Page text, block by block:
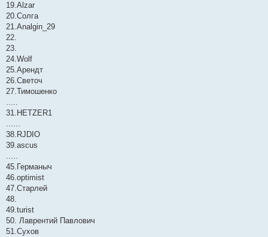
19.Alzar
20.Солга
21.Analgin_29
22.
23.
24.Wolf
25.Арендт
26.Светоч
27.Тимошенко
.....
31.HETZER1
......
38.RJDIO
39.ascus
.....
45.Германыч
46.optimist
47.Старлей
48.
49.turist
50. Лаврентий Павлович
51.Сухов